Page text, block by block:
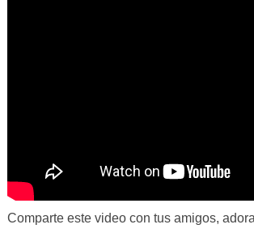
Comparte este video con tus amigos,